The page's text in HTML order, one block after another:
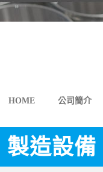
HOME 公司簡介
製造設備